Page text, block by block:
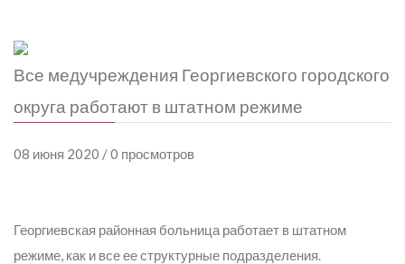
Все медучреждения Георгиевского городского
округа работают в штатном режиме
08 июня 2020 / 0 просмотров
Георгиевская районная больница работает в штатном
режиме, как и все ее структурные подразделения.